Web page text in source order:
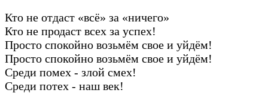
Кто не отдаст «всё» за «ничего»
Кто не продаст всех за успех!
Просто спокойно возьмём свое и уйдём!
Просто спокойно возьмём свое и уйдём!
Среди помех - злой смех!
Среди потех - наш век!